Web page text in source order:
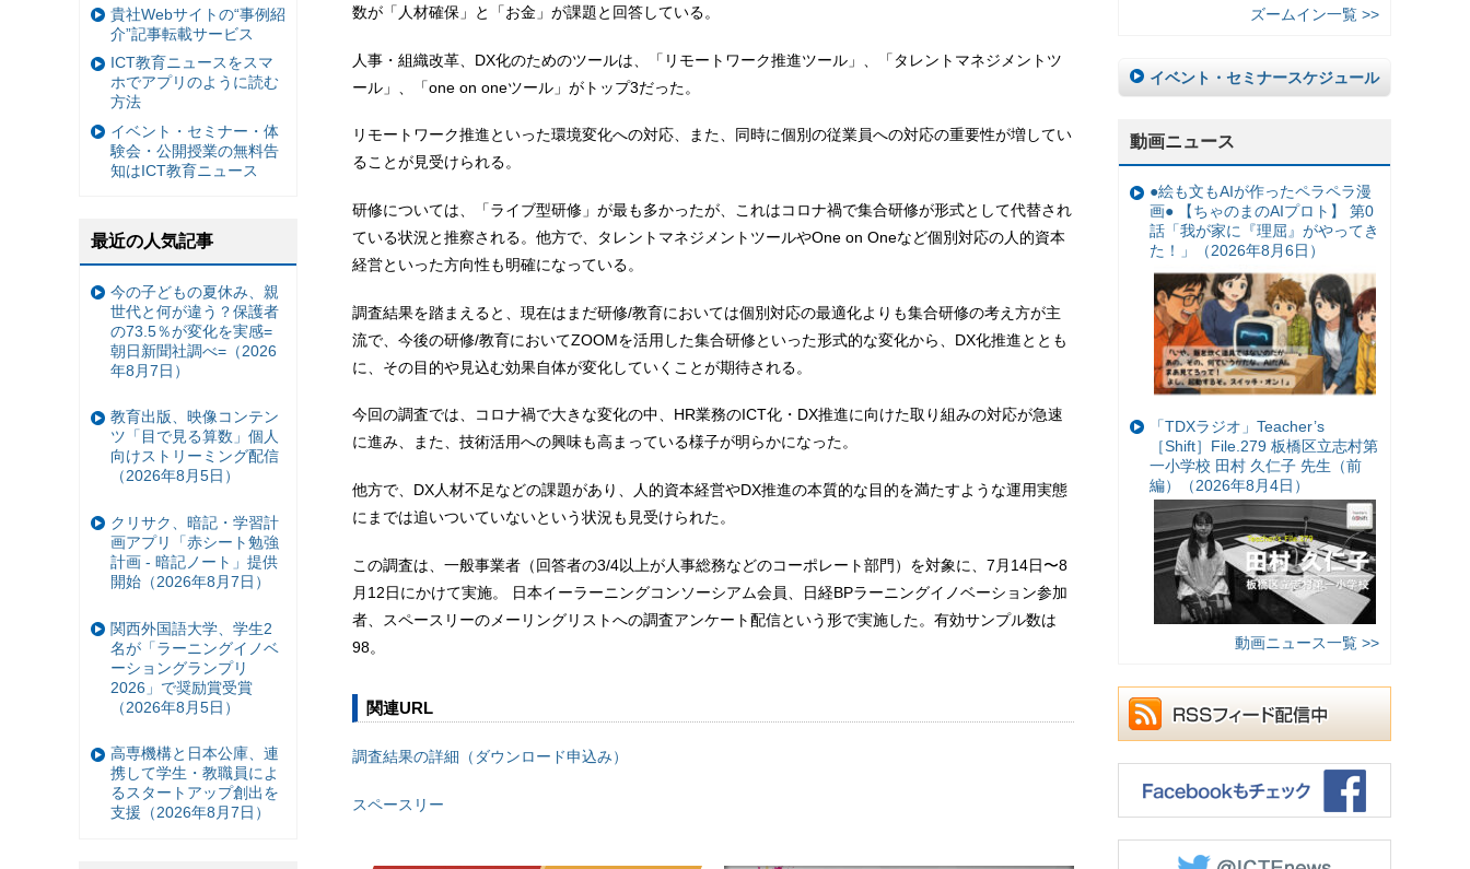
数が「人材確保」と「お金」が課題と回答している。
人事・組織改革、DX化のためのツールは、「リモートワーク推進ツール」、「タレントマネジメントツ
ール」、「one on oneツール」がトップ3だった。
リモートワーク推進といった環境変化への対応、また、同時に個別の従業員への対応の重要性が増してい
ることが見受けられる。
研修については、「ライブ型研修」が最も多かったが、これはコロナ禍で集合研修が形式として代替され
ている状況と推察される。他方で、タレントマネジメントツールやOne on Oneなど個別対応の人的資本
経営といった方向性も明確になっている。
調査結果を踏まえると、現在はまだ研修/教育においては個別対応の最適化よりも集合研修の考え方が主
流で、今後の研修/教育においてZOOMを活用した集合研修といった形式的な変化から、DX化推進ととも
に、その目的や見込む効果自体が変化していくことが期待される。
今回の調査では、コロナ禍で大きな変化の中、HR業務のICT化・DX推進に向けた取り組みの対応が急速
に進み、また、技術活用への興味も高まっている様子が明らかになった。
他方で、DX人材不足などの課題があり、人的資本経営やDX推進の本質的な目的を満たすような運用実態
にまでは追いついていないという状況も見受けられた。
この調査は、一般事業者（回答者の3/4以上が人事総務などのコーポレート部門）を対象に、7月14日〜8
月12日にかけて実施。 日本イーラーニングコンソーシアム会員、日経BPラーニングイノベーション参加
者、スペースリーのメーリングリストへの調査アンケート配信という形で実施した。有効サンプル数は
98。
関連URL
調査結果の詳細（ダウンロード申込み）
スペースリー
ズームイン一覧 >>
イベント・セミナースケジュール
動画ニュース
●絵も文もAIが作ったペラペラ漫
画● 【ちゃのまのAIプロト】 第0
話「我が家に『理屈』がやってき
た！」（2026年8月6日）
「TDXラジオ」Teacher’s
［Shift］File.279 板橋区立志村第
一小学校 田村 久仁子 先生（前
編）（2026年8月4日）
動画ニュース一覧 >>
貴社Webサイトの“事例紹
介”記事転載サービス
ICT教育ニュースをスマ
ホでアプリのように読む
方法
イベント・セミナー・体
験会・公開授業の無料告
知はICT教育ニュース
最近の人気記事
今の子どもの夏休み、親
世代と何が違う？保護者
の73.5％が変化を実感=
朝日新聞社調べ=（2026
年8月7日）
教育出版、映像コンテン
ツ「目で見る算数」個人
向けストリーミング配信
（2026年8月5日）
クリサク、暗記・学習計
画アプリ「赤シート勉強
計画 - 暗記ノート」提供
開始（2026年8月7日）
関西外国語大学、学生2
名が「ラーニングイノベ
ーショングランプリ
2026」で奨励賞受賞
（2026年8月5日）
高専機構と日本公庫、連
携して学生・教職員によ
るスタートアップ創出を
支援（2026年8月7日）